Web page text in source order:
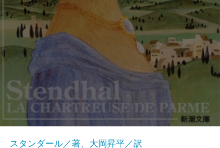
スタンダール／著、大岡昇平／訳